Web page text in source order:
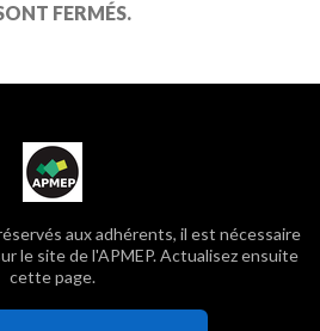
FERMÉS.
aux adhérents, il est nécessaire
le site de l'APMEP. Actualisez ensuite
cette page.